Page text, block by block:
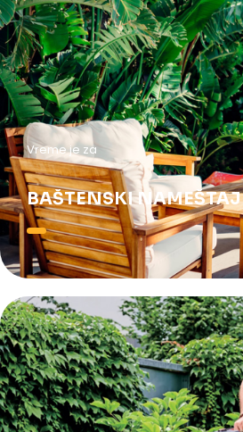
Vreme je za
BAŠTENSKI NAMEŠTAJ